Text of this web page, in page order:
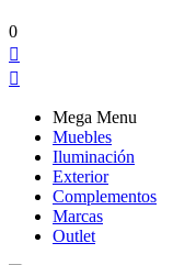
0


Mega Menu
Muebles
Iluminación
Exterior
Complementos
Marcas
Outlet